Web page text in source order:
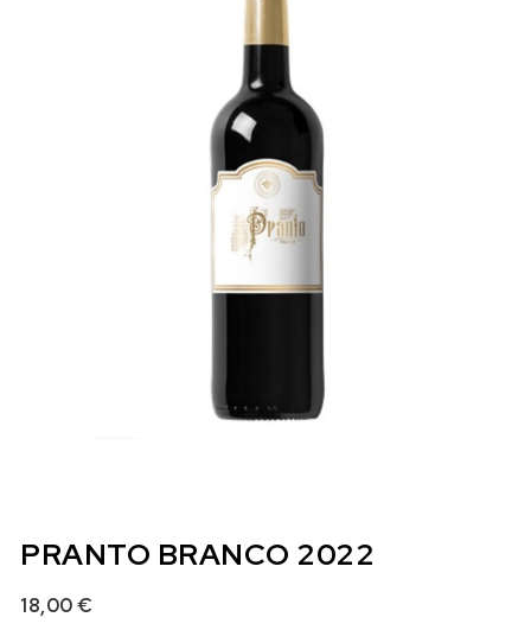
PRANTO BRANCO 2022
18,00€